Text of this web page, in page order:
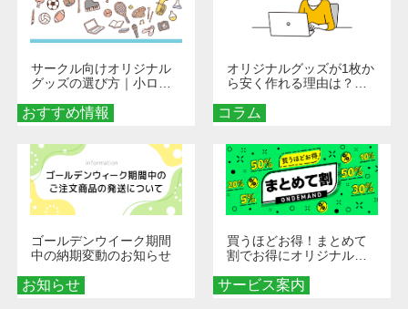
おすすめ情報
サークル向けオリジナル
グッズの選び方｜小ロッ
める秘訣
コラム
オリジナルグッズが1枚か
ら安く作れる理由は？オ
とメリットを解説
お知らせ
ゴールデンウイーク期間
中の納期変動のお知らせ
サービス案内
買うほどお得！まとめて
割でお得にオリジナルグ